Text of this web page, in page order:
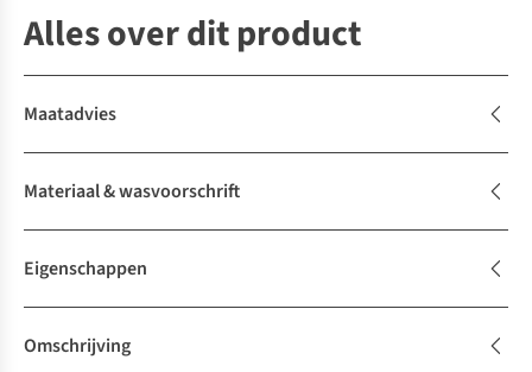
Alles over dit product
Maatadvies
Materiaal & wasvoorschrift
Eigenschappen
Omschrijving